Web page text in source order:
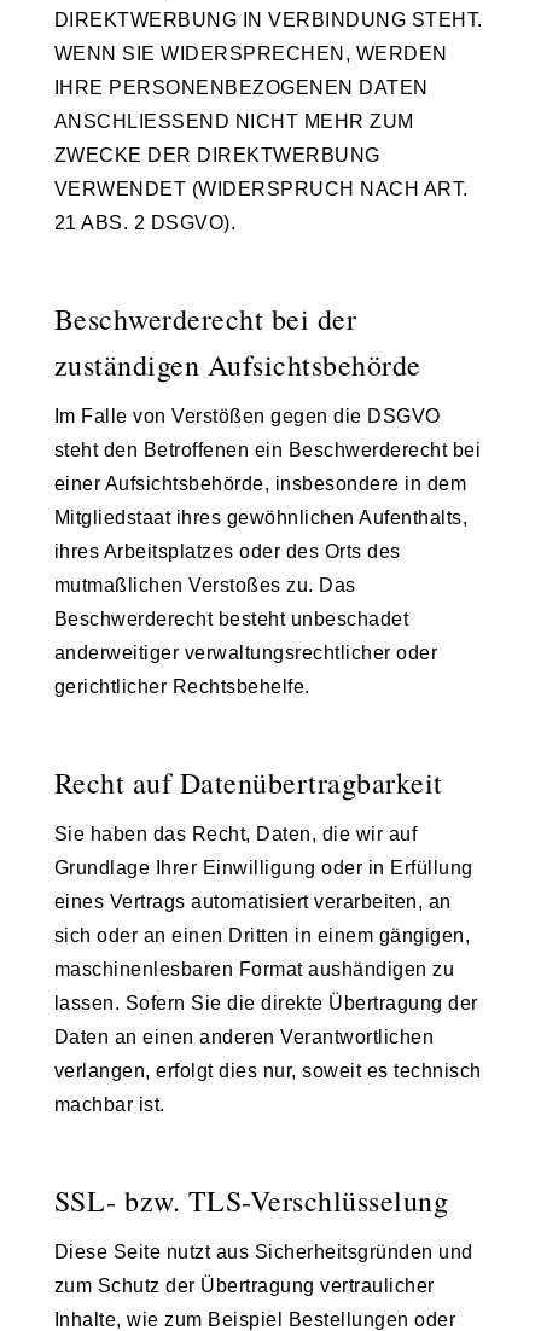
DIREKTWERBUNG IN VERBINDUNG STEHT.
WENN SIE WIDERSPRECHEN, WERDEN
IHRE PERSONENBEZOGENEN DATEN
ANSCHLIESSEND NICHT MEHR ZUM
ZWECKE DER DIREKTWERBUNG
VERWENDET (WIDERSPRUCH NACH ART.
21 ABS. 2 DSGVO).
Beschwerde­recht bei der
zuständigen Aufsichts­behörde
Im Falle von Verstößen gegen die DSGVO
steht den Betroffenen ein Beschwerderecht bei
einer Aufsichtsbehörde, insbesondere in dem
Mitgliedstaat ihres gewöhnlichen Aufenthalts,
ihres Arbeitsplatzes oder des Orts des
mutmaßlichen Verstoßes zu. Das
Beschwerderecht besteht unbeschadet
anderweitiger verwaltungsrechtlicher oder
gerichtlicher Rechtsbehelfe.
Recht auf Daten­übertrag­barkeit
Sie haben das Recht, Daten, die wir auf
Grundlage Ihrer Einwilligung oder in Erfüllung
eines Vertrags automatisiert verarbeiten, an
sich oder an einen Dritten in einem gängigen,
maschinenlesbaren Format aushändigen zu
lassen. Sofern Sie die direkte Übertragung der
Daten an einen anderen Verantwortlichen
verlangen, erfolgt dies nur, soweit es technisch
machbar ist.
SSL- bzw. TLS-Verschlüsselung
Diese Seite nutzt aus Sicherheitsgründen und
zum Schutz der Übertragung vertraulicher
Inhalte, wie zum Beispiel Bestellungen oder